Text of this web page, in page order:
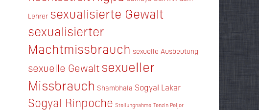
Lehrer sexualisierte Gewalt
sexualisierter
Machtmissbrauch sexuelle Ausbeutung
sexuelle Gewalt sexueller
Missbrauch Shambhala Sogyal Lakar
Sogyal Rinpoche Stellungnahme Tenzin Peljor